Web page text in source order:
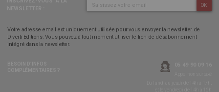
OK
Votre adresse email est uniquement utilisée pour vous envoyer la newsletter de
Diverti Editions. Vous pouvez à tout moment utiliser le lien de désabonnement
intégré dans la newsletter.